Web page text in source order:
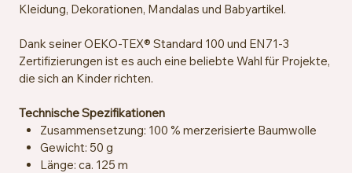
Kleidung, Dekorationen, Mandalas und Babyartikel.
Dank seiner OEKO-TEX® Standard 100 und EN71-3
Zertifizierungen ist es auch eine beliebte Wahl für Projekte,
die sich an Kinder richten.
Technische Spezifikationen
Zusammensetzung: 100 % merzerisierte Baumwolle
Gewicht: 50 g
Länge: ca. 125 m